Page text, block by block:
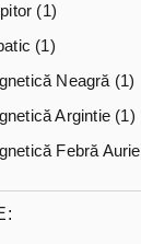
(1)
(1)
Neagră(1)
Argintie (1)
Febră Aurie